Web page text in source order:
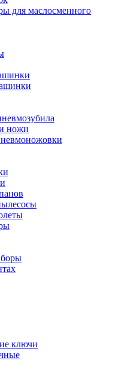
для маслосменного
ножи
ключи